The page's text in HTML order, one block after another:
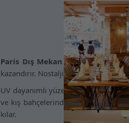
Paris Dış Mekan Sandalyesi,
kazandırır. Nostaljik çizgileri
UV dayanımlı yüzey kaplaması,
ve kış bahçelerinde uzun ömürlü
kılar.